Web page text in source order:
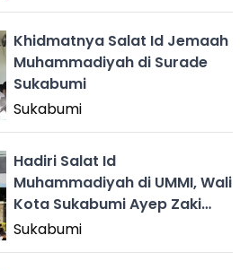
Khidmatnya Salat Id Jemaah
Muhammadiyah di Surade
Sukabumi
Sukabumi
Hadiri Salat Id
Muhammadiyah di UMMI, Wali
Kota Sukabumi Ayep Zaki
Sampaikan Maaf
Sukabumi